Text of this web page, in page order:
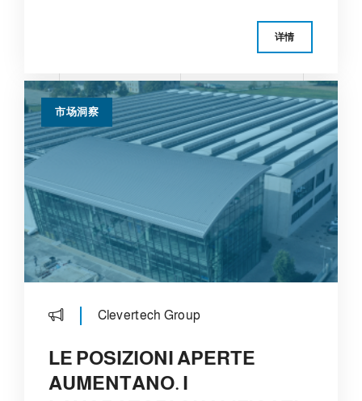
详情
市场洞察
Clevertech Group
LE POSIZIONI APERTE
AUMENTANO. I